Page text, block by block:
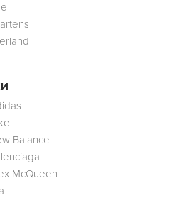
Balance
McQueen